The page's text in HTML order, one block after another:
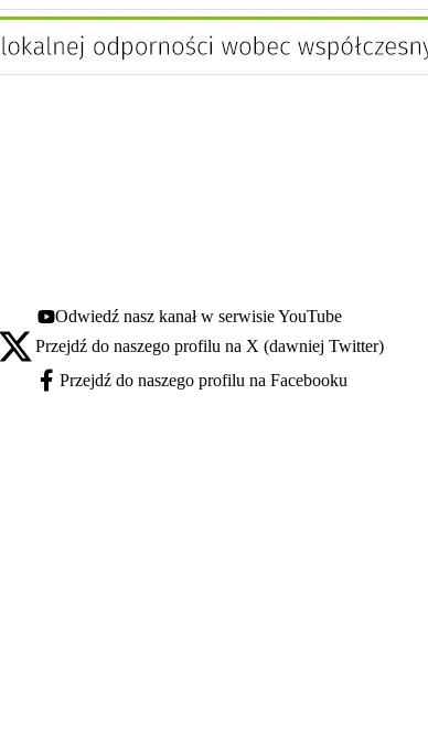
Youtube - otwiera się w nowej karcie
Odwiedź nasz kanał w serwisie YouTube
X - otwiera się w nowej karcie
Przejdź do naszego profilu na X (dawniej Twitter)
Facebook - otwiera się w nowej karcie
Przejdź do naszego profilu na Facebooku